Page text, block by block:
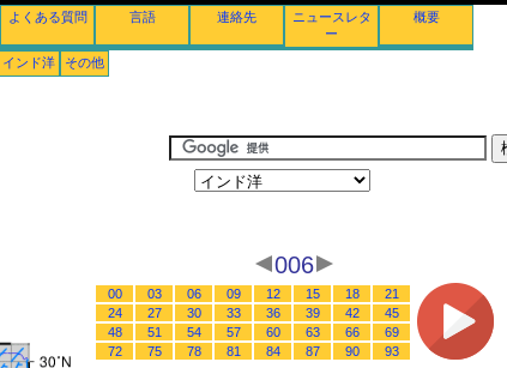
よくある質問 言語 連絡先
ニュースレタ
ー
概要
インド洋 その他
006
00 03 06 09 12 15 18
21
24
27 30 33 36 39 42
45
48
51 54 57 60 63 66
69
72
75 78 81 84 87 90 93